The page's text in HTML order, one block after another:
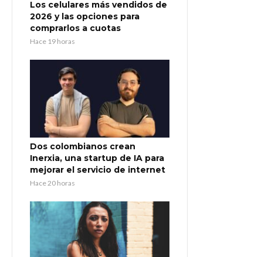
Los celulares más vendidos de
2026 y las opciones para
comprarlos a cuotas
Hace 19 horas
Dos colombianos crean
Inerxia, una startup de IA para
mejorar el servicio de internet
Hace 20 horas